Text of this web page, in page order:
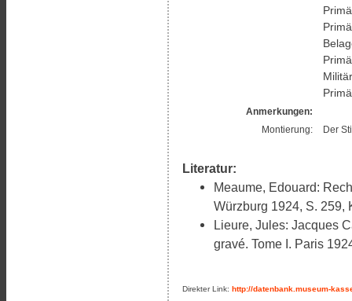
Anmerkungen:
Montierung:
Der
Literatur:
Meaume, Edouard:
Würzburg 1924, S. 259,
Lieure, Jules: Jacques
gravé. Tome I. Paris
Direkter Link: http://datenbank.museum-